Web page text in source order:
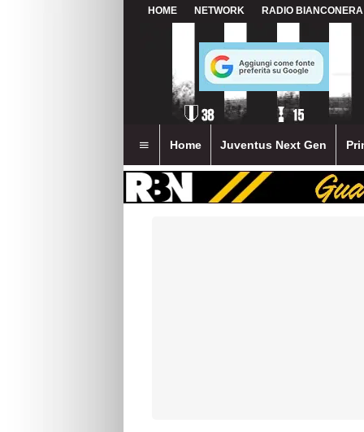
HOME NETWORK RADIO BIANCONERA
Home Juventus Next Gen